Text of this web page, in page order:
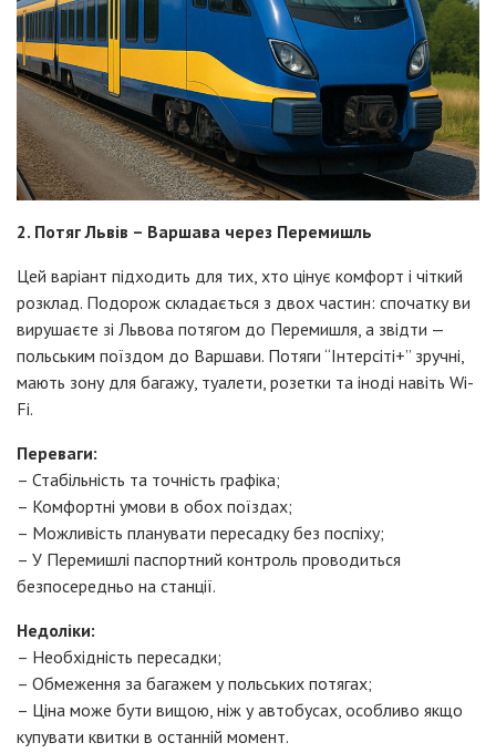
2. Потяг Львів – Варшава через Перемишль
Цей варіант підходить для тих, хто цінує комфорт і чіткий
розклад. Подорож складається з двох частин: спочатку ви
вирушаєте зі Львова потягом до Перемишля, а звідти —
польським поїздом до Варшави. Потяги “Інтерсіті+” зручні,
мають зону для багажу, туалети, розетки та іноді навіть Wi-
Fi.
Переваги:
– Стабільність та точність графіка;
– Комфортні умови в обох поїздах;
– Можливість планувати пересадку без поспіху;
– У Перемишлі паспортний контроль проводиться
безпосередньо на станції.
Недоліки:
– Необхідність пересадки;
– Обмеження за багажем у польських потягах;
– Ціна може бути вищою, ніж у автобусах, особливо якщо
купувати квитки в останній момент.